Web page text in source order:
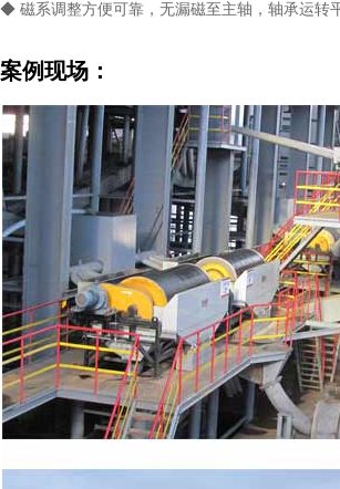
◆ 磁系调整方便可靠，无漏磁至主轴，轴承运转
案例现场：